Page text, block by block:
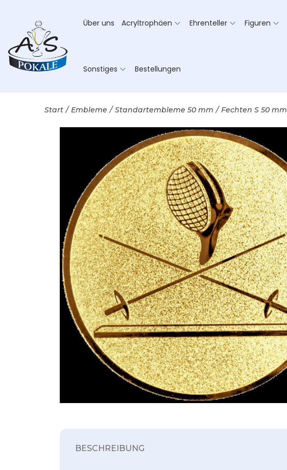
Über uns Acryltrophäen Ehrenteller Figuren
Sonstiges Bestellungen
Start / Embleme / Standartembleme 50 mm / Fechten S 50 mm
BESCHREIBUNG